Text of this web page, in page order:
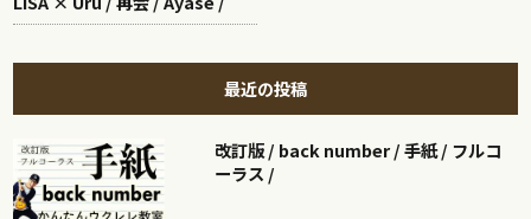
最近の投稿
改訂版 / back number / 手紙 / フルコ
ーラス /